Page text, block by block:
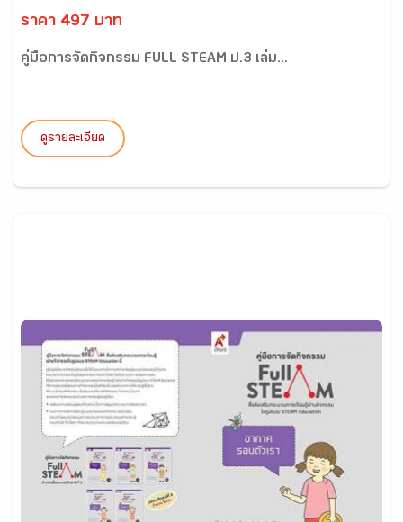
ราคา 497 บาท
คู่มือการจัดกิจกรรม FULL STEAM ป.3 เล่ม...
ดูรายละเอียด